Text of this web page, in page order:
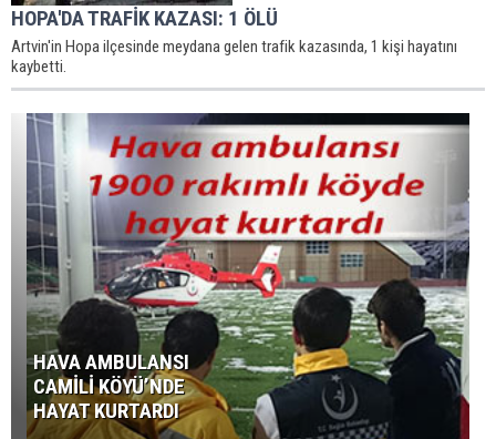
HOPA'DA TRAFİK KAZASI: 1 ÖLÜ
Artvin'in Hopa ilçesinde meydana gelen trafik kazasında, 1 kişi hayatını
kaybetti.
HAVA AMBULANSI
CAMİLİ KÖYÜ’NDE
HAYAT KURTARDI